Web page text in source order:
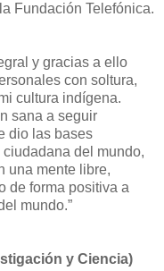
Fundación Telefónica.
y gracias a ello
con soltura,
cultura indígena.
sana a seguir
dio las bases
del mundo,
una mente libre,
de forma positiva a
mundo.”
y Ciencia)